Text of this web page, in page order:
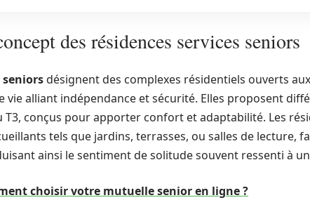
des résidences services seniors
seniorsdésignent des complexes résidentiels ouverts
vie alliant indépendance et sécurité. Elles proposent
T3, conçus pour apporter confort et adaptabilité. Les
tels que jardins, terrasses, ou salles de lecture,
ainsi le sentiment de solitude souvent ressenti à
choisir votre mutuelle senior en ligne ?